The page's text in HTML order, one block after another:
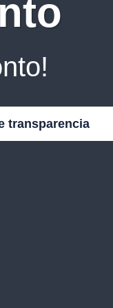
transparencia